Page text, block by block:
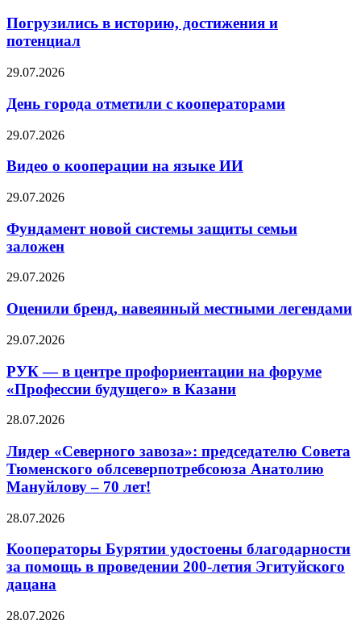
Погрузились в историю, достижения и
потенциал
29.07.2026
День города отметили с кооператорами
29.07.2026
Видео о кооперации на языке ИИ
29.07.2026
Фундамент новой системы защиты семьи
заложен
29.07.2026
Оценили бренд, навеянный местными легендами
29.07.2026
РУК — в центре профориентации на форуме
«Профессии будущего» в Казани
28.07.2026
Лидер «Северного завоза»: председателю Совета
Тюменского облсеверпотребсоюза Анатолию
Мануйлову – 70 лет!
28.07.2026
Кооператоры Бурятии удостоены благодарности
за помощь в проведении 200-летия Эгитуйского
дацана
28.07.2026